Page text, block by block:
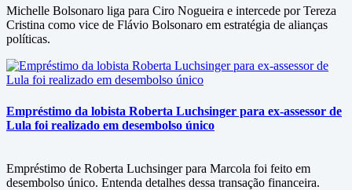
Michelle Bolsonaro liga para Ciro Nogueira e intercede por Tereza
Cristina como vice de Flávio Bolsonaro em estratégia de alianças
políticas.
Empréstimo da lobista Roberta Luchsinger para ex-assessor de
Lula foi realizado em desembolso único
Empréstimo de Roberta Luchsinger para Marcola foi feito em
desembolso único. Entenda detalhes dessa transação financeira.